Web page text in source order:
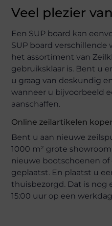
Veel plezier
Een SUP board kan
SUP board verschillende
het assortiment van
gebruiksklaar is. Bent u
u graag van deskundig
wanneer u bijvoorbeeld
aanschaffen.
Online zeilartikelen
Bent u aan nieuwe
1000 m² grote
nieuwe bootschoenen of
geplaatst. En plaatst u
thuisbezorgd. Dat is nog
15:00 uur op een